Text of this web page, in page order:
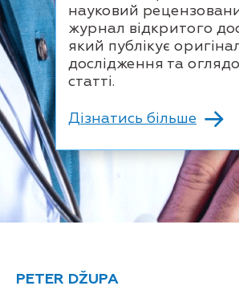
науковий
журнал відкритого
який публікує
дослідження та
статті.
Дізнатись більше
PETER DŽUPA